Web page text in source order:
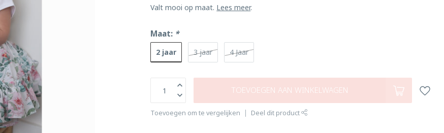
Valt mooi op maat. Lees meer.
Maat: *
2 jaar 3 jaar 4 Jaar
TOEVOEGEN AAN WINKELWAGEN
Toevoegen om te vergelijken Deel dit product